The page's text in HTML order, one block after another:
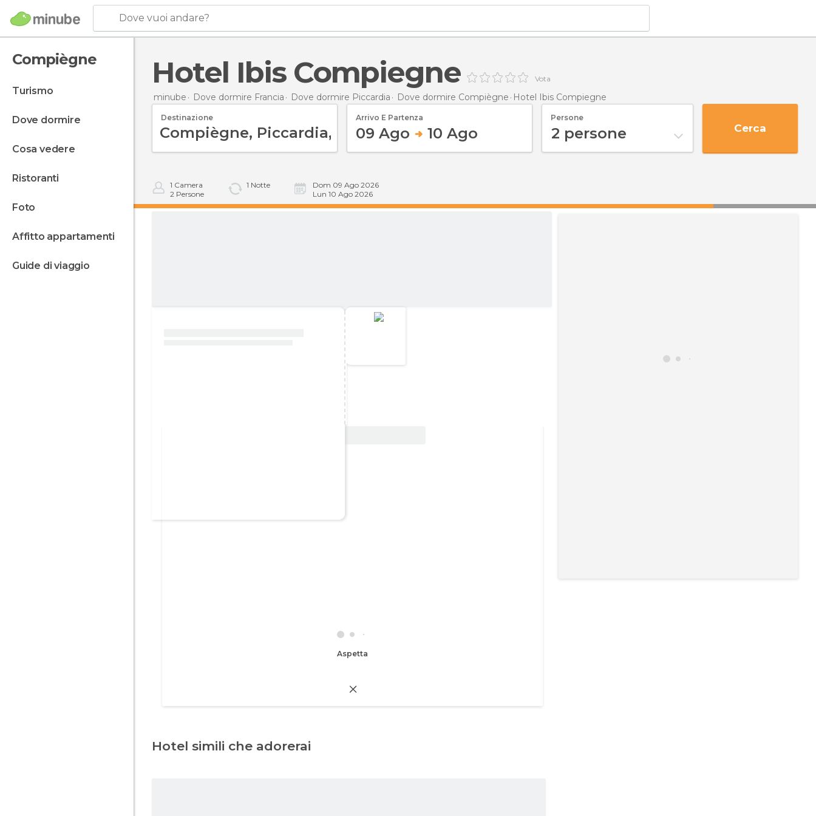
Dove vuoi andare?
Compiègne
turismo
dove dormire
cosa vedere
ristoranti
foto
affitto appartamenti
guide di viaggio
Hotel Ibis Compiegne Vota
minube Dove dormire Francia Dove dormire Piccardia Dove dormire Compiègne Hotel Ibis Compiegne
Destinazione Arrivo E Partenza
09 Ago 10 Ago
Persone
2 persone Cerca
1 Camera
2 Persone
1 Notte
Dom 09 Ago 2026
Lun 10 Ago 2026
Aspetta
Hotel simili che adorerai